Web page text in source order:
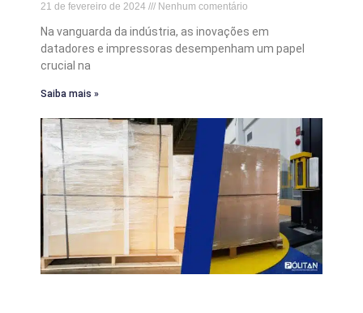
21 de fevereiro de 2024 Nenhum comentário
Na vanguarda da indústria, as inovações em
datadores e impressoras desempenham um papel
crucial na
Saiba mais »